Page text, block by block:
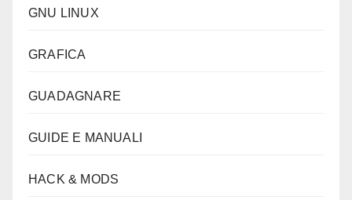
GNU LINUX
GRAFICA
GUADAGNARE
GUIDE E MANUALI
HACK & MODS